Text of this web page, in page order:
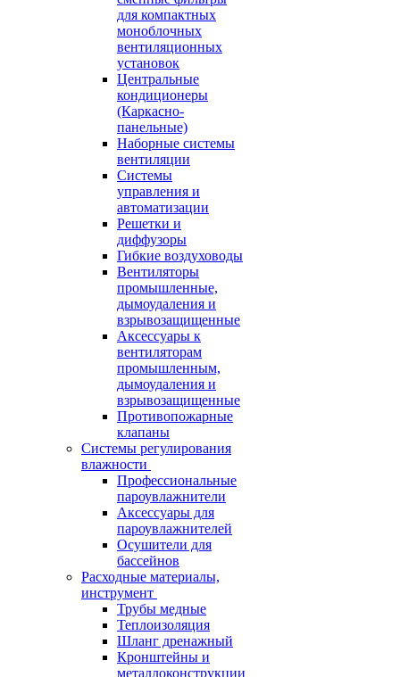
для компактных
моноблочных
вентиляционных
установок
Центральные
кондиционеры
(Каркасно-
панельные)
Наборные системы
вентиляции
Системы
управления и
автоматизации
Решетки и
диффузоры
Гибкие воздуховоды
Вентиляторы
промышленные,
дымоудаления и
взрывозащищенные
Аксессуары к
вентиляторам
промышленным,
дымоудаления и
взрывозащищенные
Противопожарные
клапаны
Системы регулирования
влажности
Профессиональные
пароувлажнители
Аксессуары для
пароувлажнителей
Осушители для
бассейнов
Расходные материалы,
инструмент
Трубы медные
Теплоизоляция
Шланг дренажный
Кронштейны и
металлоконструкции